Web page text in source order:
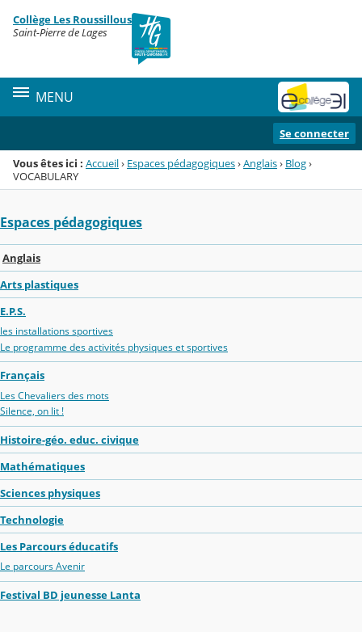
Menu de la rubrique
Contenu
Collège Les Roussillous
Saint-Pierre de Lages
MENU
Se connecter
Vous êtes ici : Accueil› Espaces pédagogiques›Anglais› Blog›
VOCABULARY
Espaces pédagogiques
Anglais
Arts plastiques
E.P.S.
les installations sportives
Le programme des activités physiques et sportives
Français
Les Chevaliers des mots
Silence, on lit !
Histoire-géo. educ. civique
Mathématiques
Sciences physiques
Technologie
Les Parcours éducatifs
Le parcours Avenir
Festival BD jeunesse Lanta